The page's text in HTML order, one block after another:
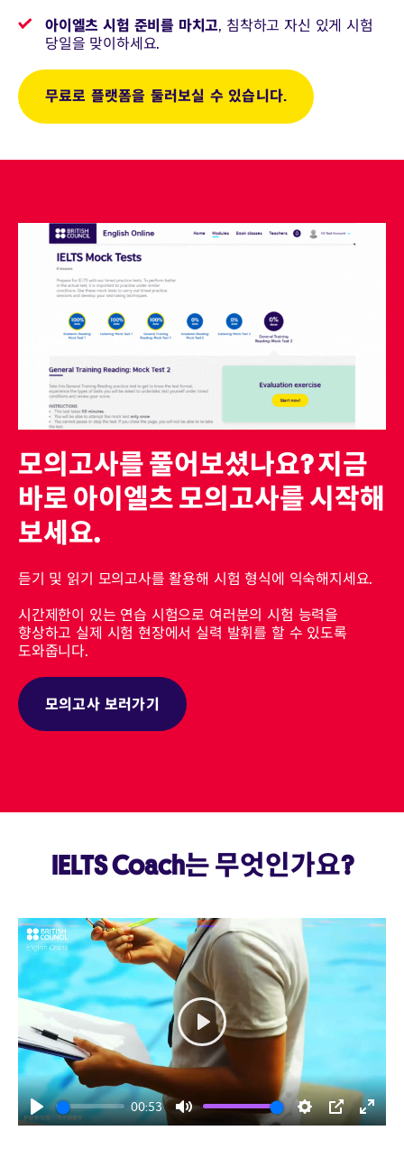
아이엘츠 시험 준비를 마치고, 침착하고 자신 있게 시험
당일을 맞이하세요.
무료로 플랫폼을 둘러보실 수 있습니다.
모의고사를 풀어보셨나요? 지금
바로 아이엘츠 모의고사를 시작해
보세요.
듣기 및 읽기 모의고사를 활용해 시험 형식에 익숙해지세요.
시간제한이 있는 연습 시험으로 여러분의 시험 능력을
향상하고 실제 시험 현장에서 실력 발휘를 할 수 있도록
도와줍니다.
모의고사 보러가기
IELTS Coach는 무엇인가요?
Play
00:53
Mute Settings
PIP Enter
Play